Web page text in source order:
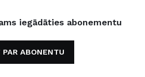
iegādāties abonementu
PAR ABONENTU